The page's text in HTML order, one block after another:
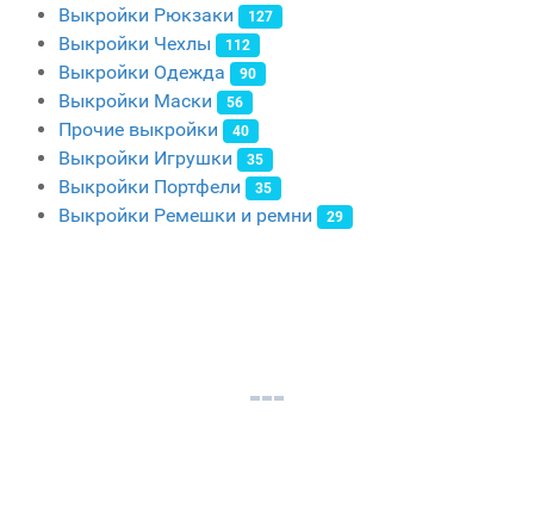
Выкройки Рюкзаки 127
Выкройки Чехлы 112
Выкройки Одежда 90
Выкройки Маски 56
Прочие выкройки 40
Выкройки Игрушки 35
Выкройки Портфели 35
Выкройки Ремешки и ремни 29